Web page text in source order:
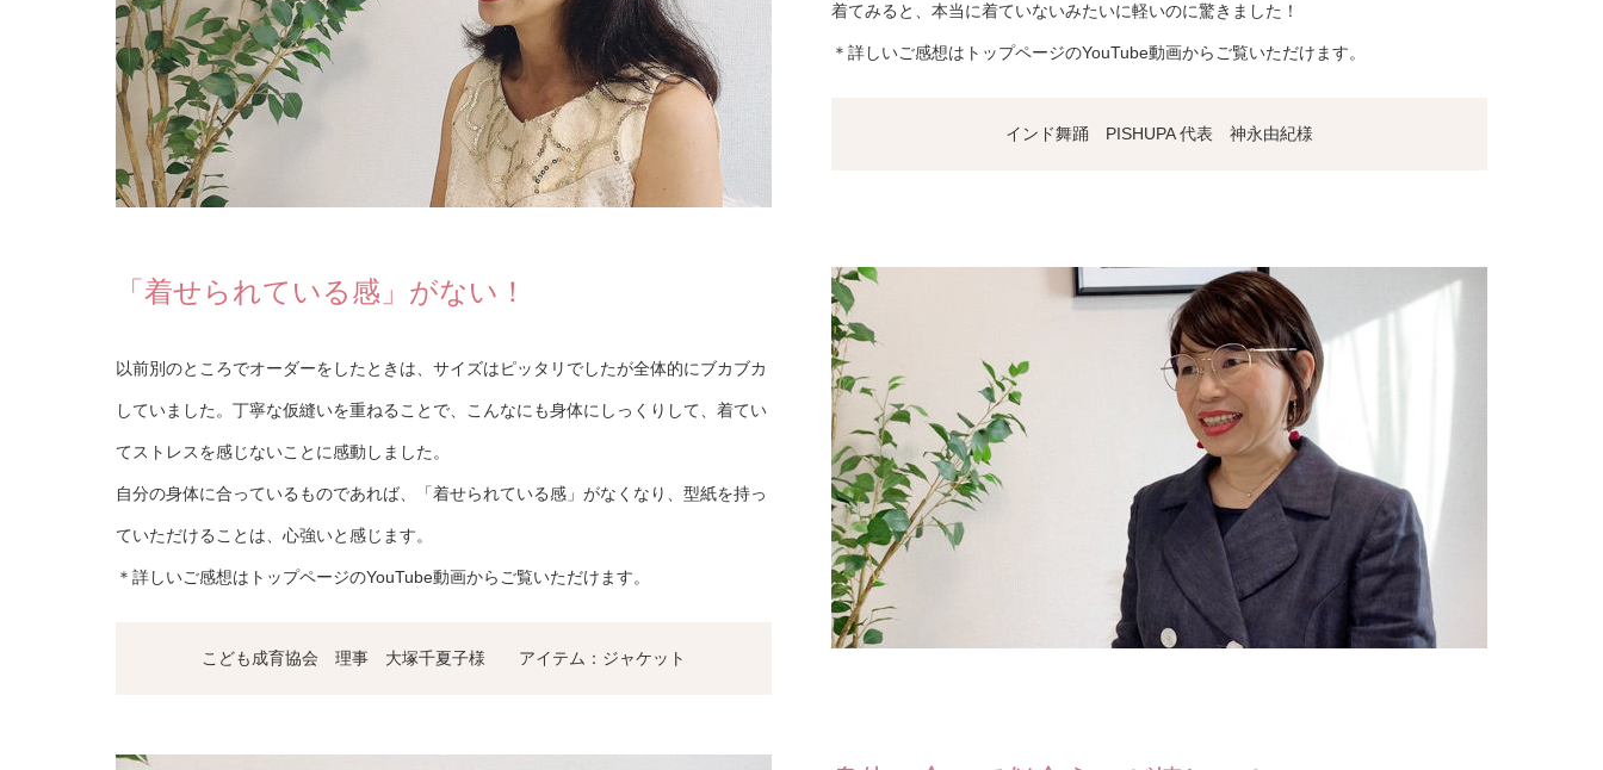
着てみると、本当に着ていないみたいに軽いのに驚きました！
＊詳しいご感想はトップページのYouTube動画からご覧いただけます。
インド舞踊 PISHUPA 代表 神永由紀様
「着せられている感」がない！
以前別のところでオーダーをしたときは、サイズはピッタリでしたが全体的にブカブカ
していました。丁寧な仮縫いを重ねることで、こんなにも身体にしっくりして、着てい
てストレスを感じないことに感動しました。
自分の身体に合っているものであれば、「着せられている感」がなくなり、型紙を持っ
ていただけることは、心強いと感じます。
＊詳しいご感想はトップページのYouTube動画からご覧いただけます。
こども成育協会 理事 大塚千夏子様 アイテム：ジャケット